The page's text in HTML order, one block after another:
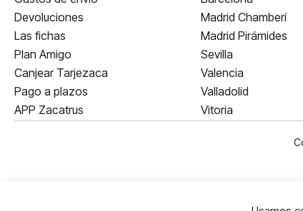
Devoluciones
Las fichas
Plan Amigo
Canjear Tarjezaca
Pago a plazos
APP Zacatrus
Madrid Chamberí
Madrid Pirámides
Sevilla
Valencia
Valladolid
Vitoria